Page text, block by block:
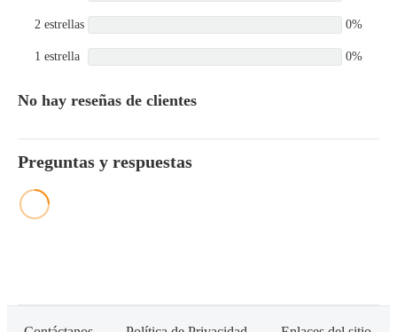
2 estrellas 0%
1 estrella 0%
No hay reseñas de clientes
Preguntas y respuestas